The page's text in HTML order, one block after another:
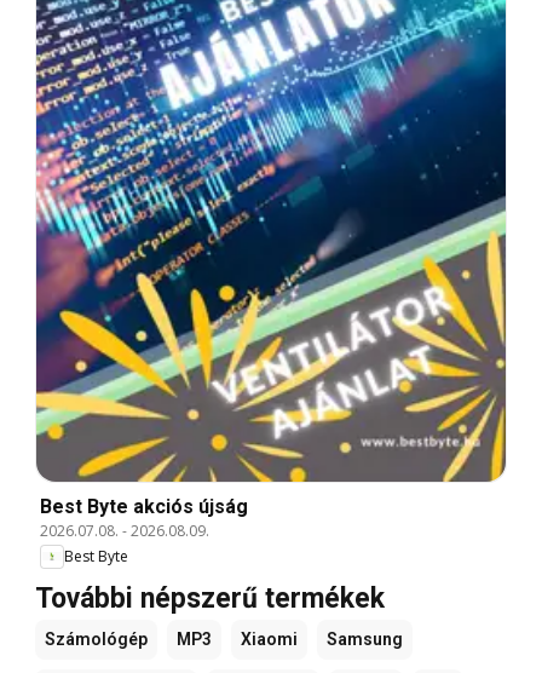
Best Byte akciós újság
2026.07.08. -2026.08.09.
Best Byte
További népszerű termékek
Számológép MP3 Xiaomi Samsung